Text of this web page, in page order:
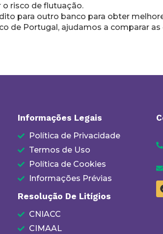
risco de flutuação.
para outro banco para obter
de Portugal, ajudamos a comparar
Informações Legais
Política de Privacidade
Termos de Uso
Política de Cookies
Informações Prévias
Resolução De Litígios
CNIACC
CIMAAL